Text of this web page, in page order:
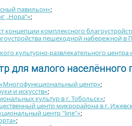
павильон»;
„Нора“»;
концепции комплексного
пешеходной набережной в
культурно-развлекательного
для малого населённого
«Многофункциональный центр»;
и искусств»;
культур в г. Тобольск»;
центр микрорайона в г.
центр "line"»;
;